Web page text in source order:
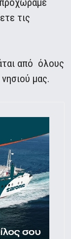
τις
από όλους
νησιού μας.